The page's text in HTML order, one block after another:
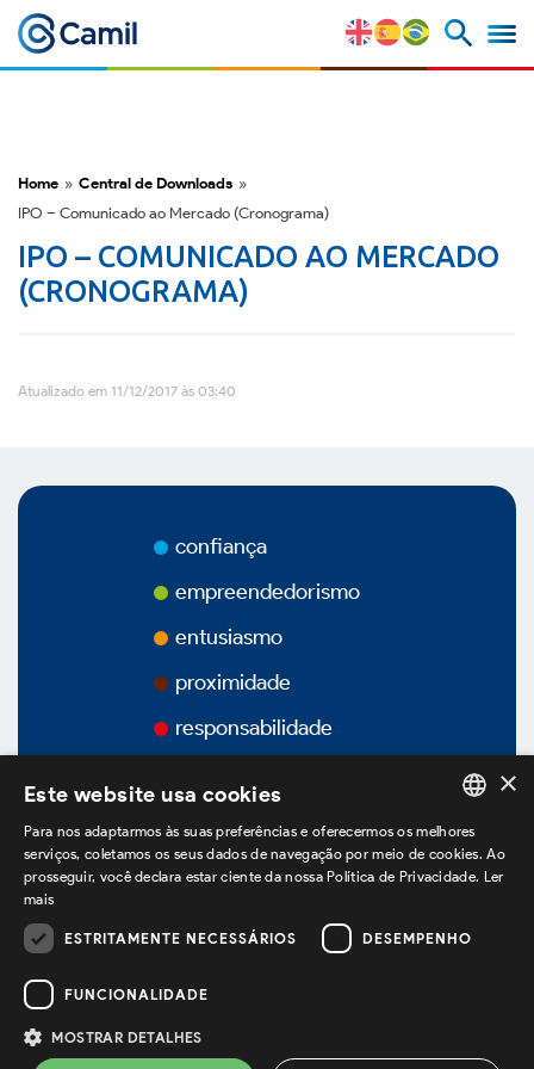
Nossas Marcas
Estratégia e Vantagens
Competitivas
ESG
Prêmios
Podcasts
Governança Corporativa
Visão Geral
Estatuto Social
Home » Central de Downloads »
IPO – Comunicado ao Mercado (Cronograma)
IPO – COMUNICADO AO MERCADO
(CRONOGRAMA)
Atualizado em 11/12/2017 às 03:40
confiança
empreendedorismo
entusiasmo
proximidade
responsabilidade
estamos no LinkedIn
Política de Privacidade Termos de Uso
PORTUGUESE
×
Este website usa cookies
Para nos adaptarmos às suas preferências e oferecermos os melhores
serviços, coletamos os seus dados de navegação por meio de cookies. Ao
prosseguir, você declara estar ciente da nossa Política de Privacidade. Ler
mais
ESTRITAMENTE NECESSÁRIOS DESEMPENHO
FUNCIONALIDADE
MOSTRAR DETALHES